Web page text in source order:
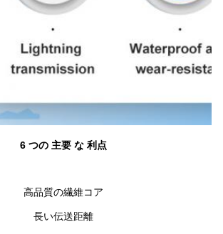
6 つの 主要 な 利点
高品質の繊維コア
長い伝送距離